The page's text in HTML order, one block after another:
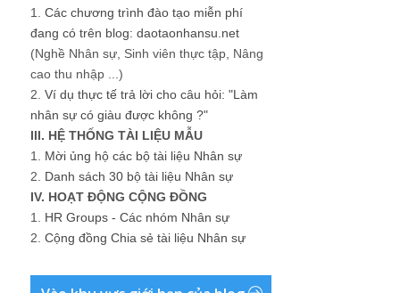
1. Các chương trình đào tạo miễn phí
đang có trên blog: daotaonhansu.net
(Nghề Nhân sự, Sinh viên thực tập, Nâng
cao thu nhập ...)
2. Ví dụ thực tế trả lời cho câu hỏi: "Làm
nhân sự có giàu được không ?"
III. HỆ THỐNG TÀI LIỆU MẪU
1. Mời ủng hộ các bộ tài liệu Nhân sự
2. Danh sách 30 bộ tài liệu Nhân sự
IV. HOẠT ĐỘNG CỘNG ĐỒNG
1. HR Groups - Các nhóm Nhân sự
2. Cộng đồng Chia sẻ tài liệu Nhân sự